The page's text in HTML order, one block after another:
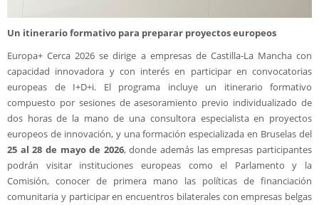
Un itinerario formativo para preparar proyectos europeos
Europa+ Cerca 2026 se dirige a empresas de Castilla-La Mancha con
capacidad innovadora y con interés en participar en convocatorias
europeas de I+D+i. El programa incluye un itinerario formativo
compuesto por sesiones de asesoramiento previo individualizado de
dos horas de la mano de una consultora especialista en proyectos
europeos de innovación, y una formación especializada en Bruselas del
25 al 28 de mayo de 2026, donde además las empresas participantes
podrán visitar instituciones europeas como el Parlamento y la
Comisión, conocer de primera mano las políticas de financiación
comunitaria y participar en encuentros bilaterales con empresas belgas